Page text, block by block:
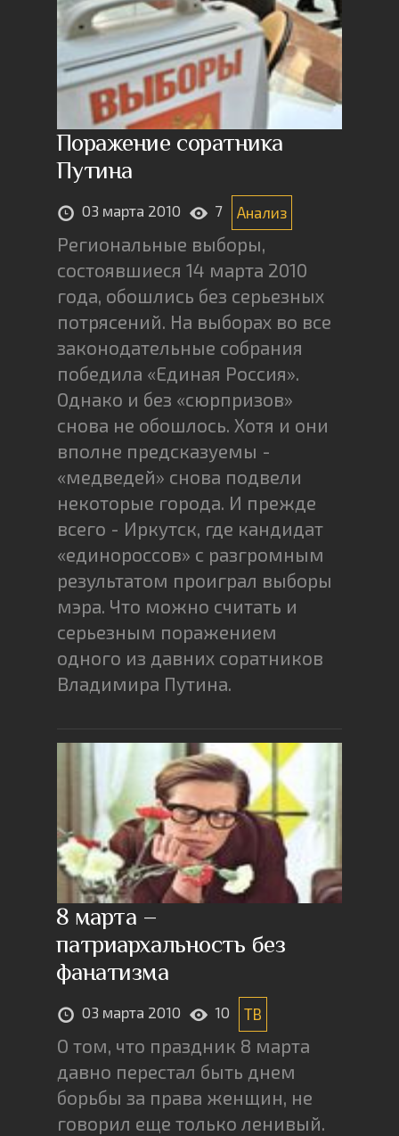
Поражение соратника
Путина
03 марта 2010 7 Анализ
Региональные выборы,
состоявшиеся 14 марта 2010
года, обошлись без серьезных
потрясений. На выборах во все
законодательные собрания
победила «Единая Россия».
Однако и без «сюрпризов»
снова не обошлось. Хотя и они
вполне предсказуемы -
«медведей» снова подвели
некоторые города. И прежде
всего - Иркутск, где кандидат
«единороссов» с разгромным
результатом проиграл выборы
мэра. Что можно считать и
серьезным поражением
одного из давних соратников
Владимира Путина.
8 марта –
патриархальность без
фанатизма
03 марта 2010 10 ТВ
О том, что праздник 8 марта
давно перестал быть днем
борьбы за права женщин, не
говорил еще только ленивый.